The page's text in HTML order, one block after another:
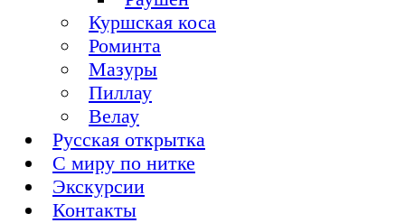
Куршская коса
Роминта
Мазуры
Пиллау
Велау
Русская открытка
С миру по нитке
Экскурсии
Контакты